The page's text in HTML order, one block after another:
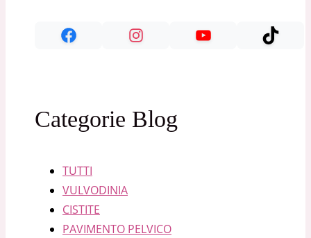
Categorie Blog
TUTTI
VULVODINIA
CISTITE
PAVIMENTO PELVICO